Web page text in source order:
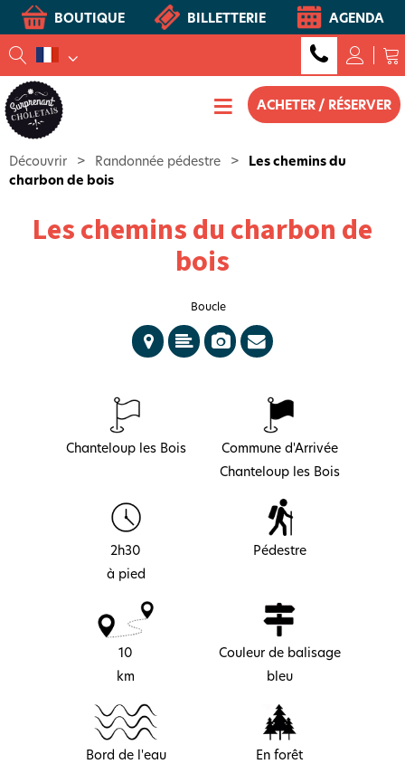
BOUTIQUE BILLETTERIE AGENDA
ACHETER / RÉSERVER
Découvrir > Randonnée pédestre >
Les chemins du
charbon de bois
Les chemins du charbon de
bois
Boucle
Chanteloup les Bois
Commune d'Arrivée
Chanteloup les Bois
2h30
à pied
Pédestre
10
km
Couleur de balisage
bleu
Bord de l'eau En forêt